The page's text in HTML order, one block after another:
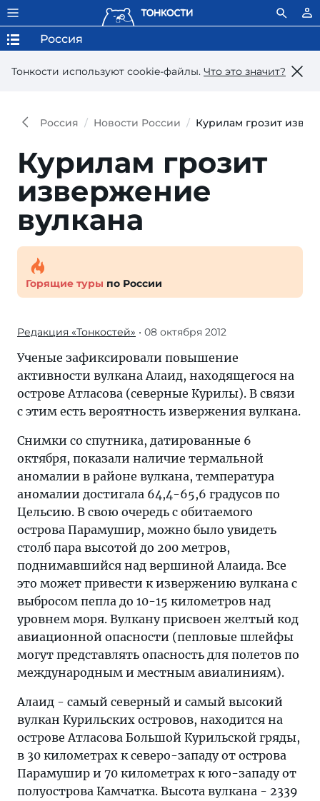
Тонкости используют сookie-файлы. Что это значит?
Россия
Россия Новости России Курилам грозит
Курилам грозит
извержение
вулкана
Горящие туры по России
Редакция «Тонкостей» • 08 октября 2012
Ученые зафиксировали повышение
активности вулкана Алаид, находящегося на
острове Атласова (северные Курилы). В связи
с этим есть вероятность извержения вулкана.
Снимки со спутника, датированные 6
октября, показали наличие термальной
аномалии в районе вулкана, температура
аномалии достигала 64,4-65,6 градусов по
Цельсию. В свою очередь с обитаемого
острова Парамушир, можно было увидеть
столб пара высотой до 200 метров,
поднимавшийся над вершиной Алаида. Все
это может привести к извержению вулкана с
выбросом пепла до 10-15 километров над
уровнем моря. Вулкану присвоен желтый код
авиационной опасности (пепловые шлейфы
могут представлять опасность для полетов по
международным и местным авиалиниям).
Алаид - самый северный и самый высокий
вулкан Курильских островов, находится на
острове Атласова Большой Курильской гряды,
в 30 километрах к северо-западу от острова
Парамушир и 70 километрах к юго-западу от
полуострова Камчатка. Высота вулкана - 2339